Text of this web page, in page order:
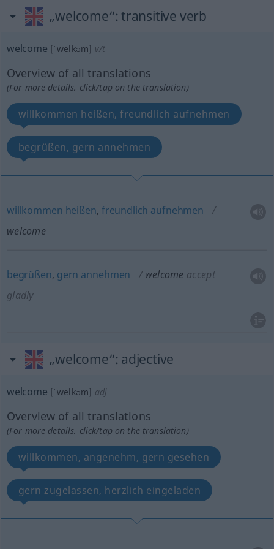
„welcome“: transitive verb
welcome [ˈwelkəm] v/t
Overview of all translations
(For more details, click/tap on the translation)
willkommen heißen, freundlich aufnehmen
begrüßen, gern annehmen
willkommen heißen, freundlich aufnehmen
welcome
begrüßen, gern annehmen welcome accept
gladly
„welcome“: adjective
welcome [ˈwelkəm] adj
Overview of all translations
(For more details, click/tap on the translation)
willkommen, angenehm, gern gesehen
gern zugelassen, herzlich eingeladen